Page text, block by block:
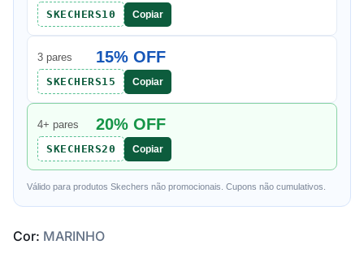
SKECHERS10 Copiar
3 pares 15% OFF
SKECHERS15 Copiar
4+ pares 20% OFF
SKECHERS20 Copiar
Válido para produtos Skechers não promocionais. Cupons não cumulativos.
Cor: MARINHO